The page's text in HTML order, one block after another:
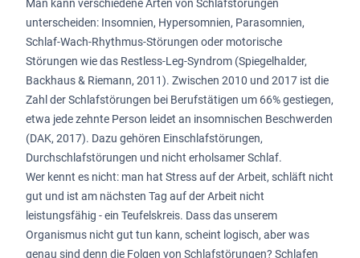
Man kann verschiedene Arten von Schlafstörungen
unterscheiden: Insomnien, Hypersomnien, Parasomnien,
Schlaf-Wach-Rhythmus-Störungen oder motorische
Störungen wie das Restless-Leg-Syndrom (Spiegelhalder,
Backhaus & Riemann, 2011). Zwischen 2010 und 2017 ist die
Zahl der Schlafstörungen bei Berufstätigen um 66% gestiegen,
etwa jede zehnte Person leidet an insomnischen Beschwerden
(DAK, 2017). Dazu gehören Einschlafstörungen,
Durchschlafstörungen und nicht erholsamer Schlaf.
Wer kennt es nicht: man hat Stress auf der Arbeit, schläft nicht
gut und ist am nächsten Tag auf der Arbeit nicht
leistungsfähig - ein Teufelskreis. Dass das unserem
Organismus nicht gut tun kann, scheint logisch, aber was
genau sind denn die Folgen von Schlafstörungen? Schlafen